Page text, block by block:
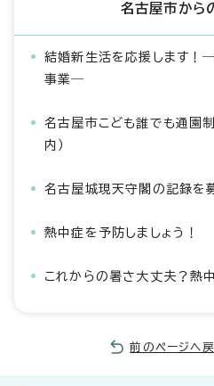
名古屋市から
結婚新生活を応援します！
事業―
名古屋市こども誰でも通園
内）
名古屋城現天守閣の記録を
熱中症を予防しましょう！
これからの暑さ大丈夫？熱
前のページへ